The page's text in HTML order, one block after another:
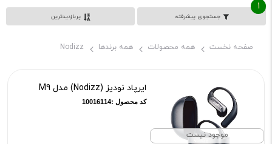
جستجوی پیشرفته
1
پربازدیدترین
صفحه نخست همه محصولات همه برندها Nodizz
موجود نیست
ایرپاد نودیز (Nodizz) مدل M9
کد محصول :10016114